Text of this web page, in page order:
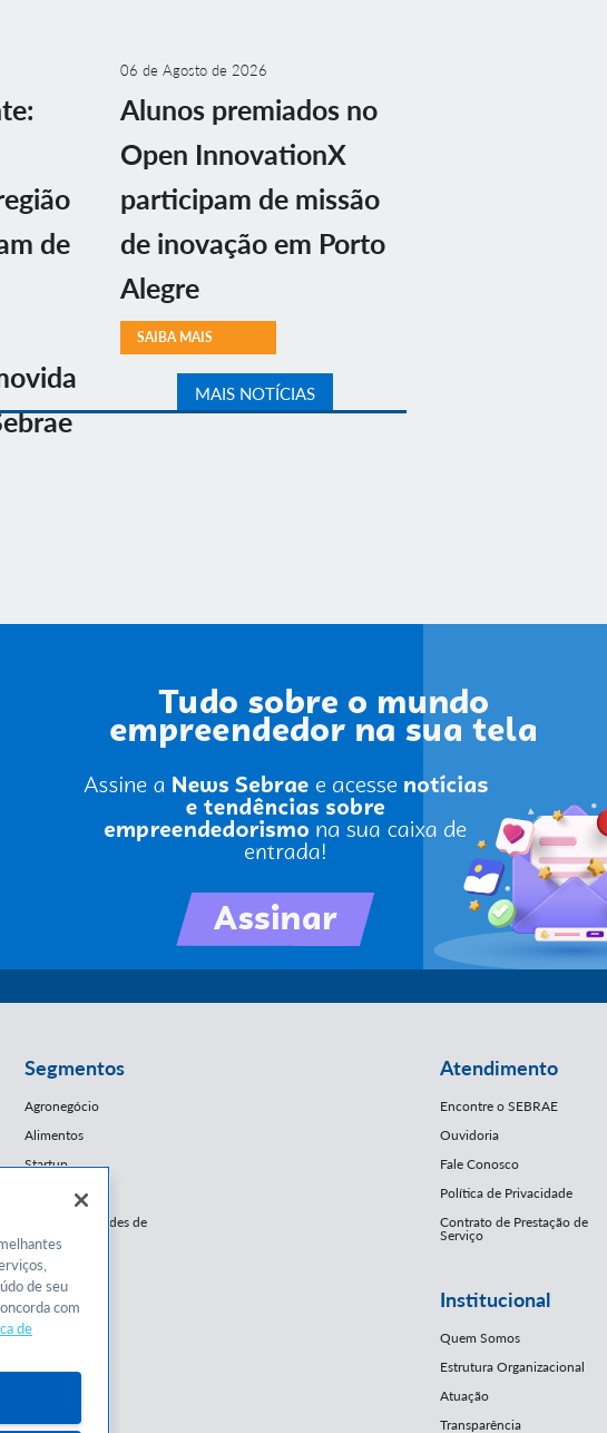
de
06 de Agosto de 2026
Alunos premiados no
Open InnovationX
participam de missão
de inovação em Porto
Alegre
SAIBA MAIS
MAIS NOTÍCIAS
Segmentos
Agronegócio
Alimentos
Startup
E-Commerce
Franquias / Redes de
Cooperação
Moda
Moveleiro
Saúde
Mercopar
Atendimento
Encontre o SEBRAE
Ouvidoria
Fale Conosco
Política de Privacidade
Contrato de Prestação de
Serviço
Institucional
Quem Somos
Estrutura Organizacional
Atuação
Transparência
de seu
com
de